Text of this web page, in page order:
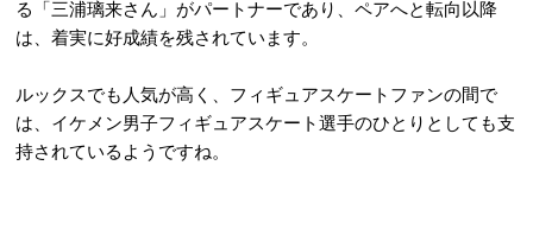
る「三浦璃来さん」がパートナーであり、ペアへと転向以降
は、着実に好成績を残されています。
ルックスでも人気が高く、フィギュアスケートファンの間で
は、イケメン男子フィギュアスケート選手のひとりとしても支
持されているようですね。